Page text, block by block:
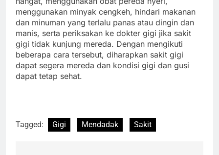
menggunakan minyak cengkeh, hindari makanan
dan minuman yang terlalu panas atau dingin dan
manis, serta periksakan ke dokter gigi jika sakit
gigi tidak kunjung mereda. Dengan mengikuti
beberapa cara tersebut, diharapkan sakit gigi
dapat segera mereda dan kondisi gigi dan gusi
dapat tetap sehat.
Tagged: Gigi Mendadak Sakit